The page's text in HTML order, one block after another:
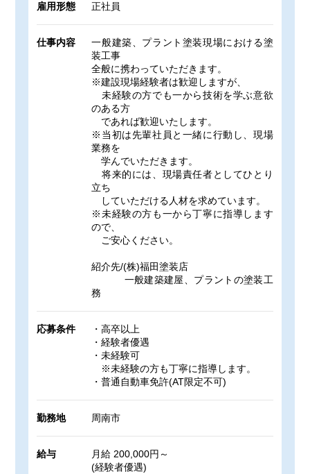
雇用形態 正社員
仕事内容
一般建築、プラント塗装現場における塗
装工事
全般に携わっていただきます。
※建設現場経験者は歓迎しますが、
未経験の方でも一から技術を学ぶ意欲
のある方
であれば歓迎いたします。
※当初は先輩社員と一緒に行動し、現場
業務を
学んでいただきます。
将来的には、現場責任者としてひとり
立ち
していただける人材を求めています。
※未経験の方も一から丁寧に指導します
ので、
ご安心ください。
紹介先/(株)福田塗装店
一般建築建屋、プラントの塗装工
務
応募条件
・高卒以上
・経験者優遇
・未経験可
※未経験の方も丁寧に指導します。
・普通自動車免許(AT限定不可)
勤務地 周南市
給与
月給 200,000円～
(経験者優遇)